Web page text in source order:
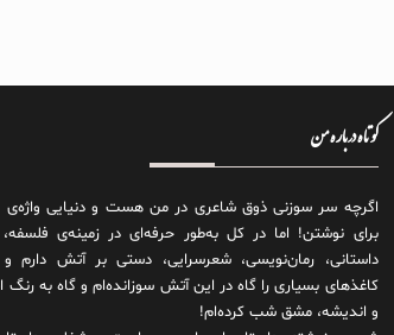
کوتاه درباره من
اگرچه سر سوزنی ذوق شاعری در من هست و دنیایی واژه‌‌ی
برای نوشتن! اما در کل به‌طور حرفه‌ای در زمینه‌ی فلسفه،
داستانی، رمان‌نویسی، شعرسرایی، دستی بر آتش دارم و
کاغذهای بسیاری را گاه در این آتش سوزانده‌ام و گاه به
و اندیشه، مشق شب کرده‌ام!